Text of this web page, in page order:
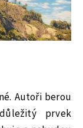
Autoři berou
prvek